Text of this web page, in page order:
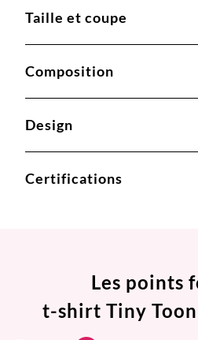
Taille et coupe
Composition
Design
Certifications
Les points
t-shirt Tiny